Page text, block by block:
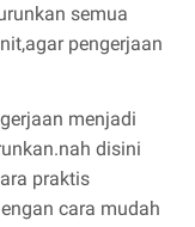
semua
pengerjaan
menjadi
disini
praktis
cara mudah